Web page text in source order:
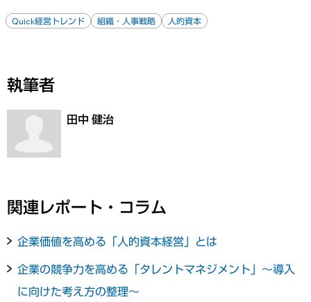
Quick経営トレンド 組織・人事戦略 人的資本
執筆者
田中 健治
関連レポート・コラム
企業価値を高める「人的資本経営」とは
企業の競争力を高める「タレントマネジメント」～導入
に向けた考え方の整理～